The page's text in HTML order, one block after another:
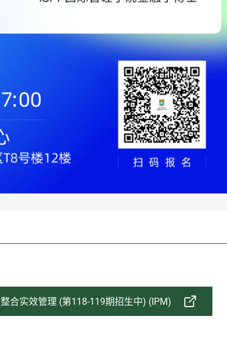
整合实效管理 (第118-119期招生中) (IPM)